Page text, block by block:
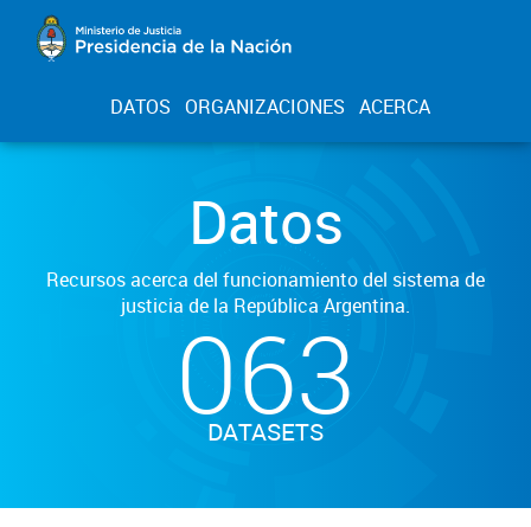
DATOS ORGANIZACIONES ACERCA
Datos
Recursos acerca del funcionamiento del sistema de
justicia de la República Argentina.
063
DATASETS